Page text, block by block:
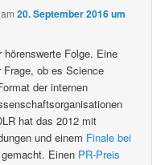
am20. September 2016 um
Folge. Eine
ob es Science
der internen
hat das 2012 mit
und einem Finale bei
gemacht. Einen PR-Preis